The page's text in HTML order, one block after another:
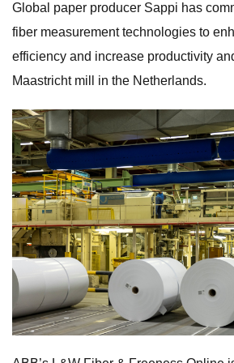
Global paper producer Sappi has
fiber measurement technologies to
efficiency and increase productivity
Maastricht mill in the Netherlands.